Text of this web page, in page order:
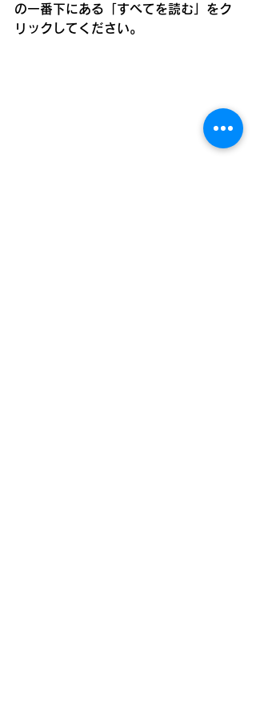
の一番下にある「すべてを読む」をク
リックしてください。